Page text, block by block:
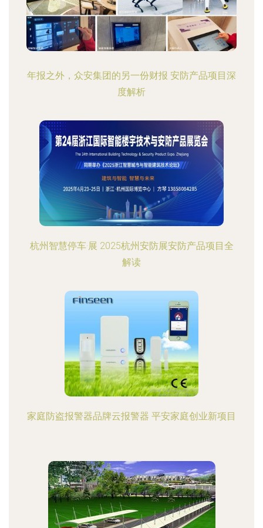
年报之外，众安集团的另一份财报 安防产品项目深
度解析
杭州智慧停车·展 2025杭州安防展安防产品项目全
解读
家庭防盗报警器品牌云报警器 平安家庭创业新项目